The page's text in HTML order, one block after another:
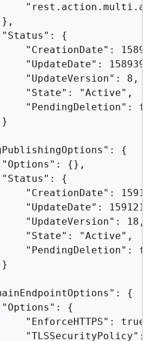
{
"CreationDate":
"UpdateDate":
"UpdateVersion": 8,
"State": "Active",
"PendingDeletion":
{
{},
{
"CreationDate":
"UpdateDate":
"UpdateVersion": 18,
"State": "Active",
"PendingDeletion":
{
{
"EnforceHTTPS": true,
"TLSSecurityPolicy":